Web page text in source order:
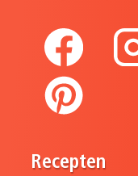
Recepten